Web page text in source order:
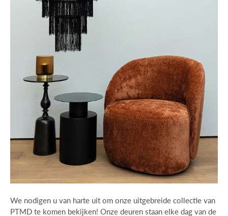
We nodigen u van harte uit om onze uitgebreide collectie van
PTMD te komen bekijken! Onze deuren staan elke dag van de